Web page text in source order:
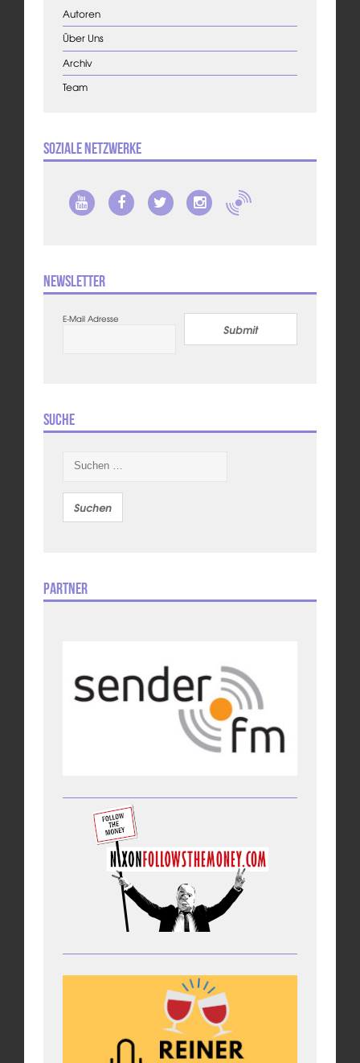
Autoren
Über Uns
Archiv
Team
Soziale Netzwerke
Newsletter
E-Mail Adresse
Submit
Suche
nach:
Partner